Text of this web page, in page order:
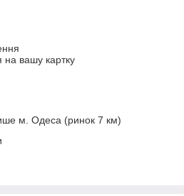
на вашу картку
м. Одеса (ринок 7 км)